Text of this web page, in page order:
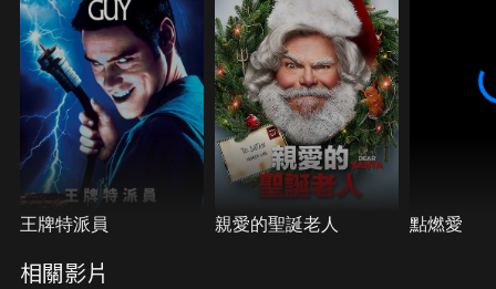
非同尋常卻又深厚的友誼…。
王牌特派員 親愛的聖誕老人 點燃愛
相關影片